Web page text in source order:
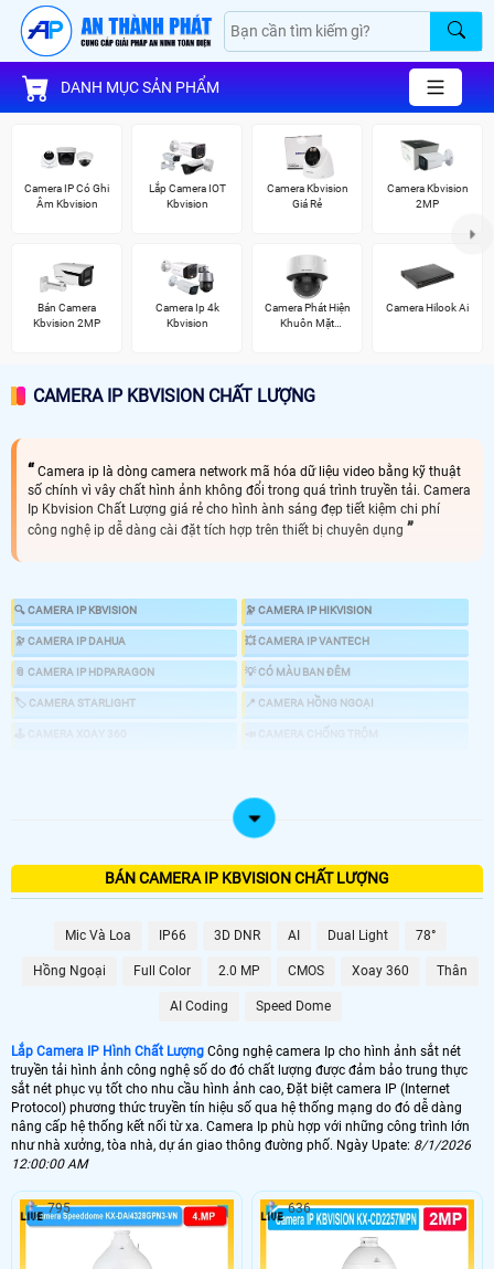
DANH MỤC SẢN PHẨM
Camera IP Có Ghi
Âm Kbvision
Lắp Camera IOT
Kbvision
Camera Kbvision
Giá Rẻ
Camera Kbvision
2MP
Bán Camera
Kbvision 2MP
Camera Ip 4k
Kbvision
Camera Phát Hiện
Khuôn Mặt
Camera Hilook Ai
CAMERA IP KBVISION CHẤT LƯỢNG
Camera ip là dòng camera network mã hóa dữ liệu video bằng kỹ thuật
số chính vì vây chất hình ảnh không đổi trong quá trình truyền tải. Camera
Ip Kbvision Chất Lượng giá rẻ cho hình ành sáng đẹp tiết kiệm chi phí
công nghệ ip dễ dàng cài đặt tích hợp trên thiết bị chuyên dụng
🔍 CAMERA IP KBVISION 🔭 CAMERA IP HIKVISION
🔭 CAMERA IP DAHUA 💥 CAMERA IP VANTECH
📎 CAMERA IP HDPARAGON 💡 CÓ MÀU BAN ĐÊM
🏷 CAMERA STARLIGHT 📍 CAMERA HỒNG NGOẠI
📸 GIÁ LẮP CAMERA IP NHƯ THẾ NÀO
LOẠI CAMERA IP
📶 Lắp 1 Camera Wifi Ip Ebitcam
1.300.000 VNĐ Lắp Camera Ip Wifi E3
🔗 Lắp Camera IP FULL Color
8.700,000 VNĐ Lắp Camera Ip Có Màu Ban Đêm
🔥 Bõ Camera Ip Có Micro
BÁN CAMERA IP KBVISION CHẤT LƯỢNG
Mic Và Loa IP66 3D DNR AI Dual Light 78°
Hồng Ngoại Full Color 2.0 MP CMOS Xoay 360 Thân
AI Coding Speed Dome
Lắp Camera IP Hình Chất Lượng Công nghệ camera Ip cho hình ảnh sắt nét
truyền tải hình ảnh công nghệ số do đó chất lượng được đảm bảo trung thực
sắt nét phục vụ tốt cho nhu cầu hình ảnh cao, Đặt biệt camera IP (Internet
Protocol) phương thức truyền tín hiệu số qua hệ thống mạng do đó dễ dàng
nâng cấp hệ thống kết nối từ xa. Camera Ip phù hợp với những công trình lớn
như nhà xưởng, tòa nhà, dự án giao thông đường phố. Ngày Upate: 8/1/2026
12:00:00 AM
795 636